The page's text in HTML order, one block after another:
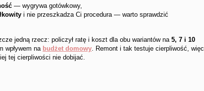
— wygrywa gotówkowy,
i nie przeszkadza Ci procedura — warto sprawdzić
jedną rzecz: policzył ratę i koszt dla obu wariantów na 5, 7 i 10
wpływem na budżet domowy. Remont i tak testuje cierpliwość, więc
tej cierpliwości nie dobijać.